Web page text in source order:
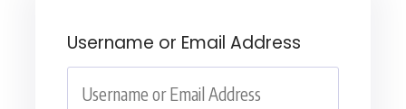
Username or Email Address